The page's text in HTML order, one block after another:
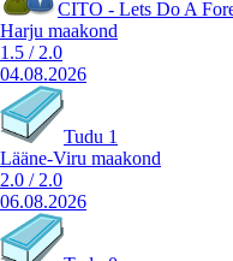
CITO - Lets Do A
Harju maakond
1.5 / 2.0
04.08.2026
Tudu 1
Lääne-Viru maakond
2.0 / 2.0
06.08.2026